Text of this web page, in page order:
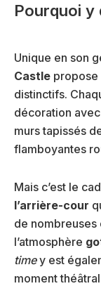
Pourquoi y
Unique en son
Castle propose
distinctifs.
décoration
murs tapissés
flamboyantes
Mais c’est le
l’arrière-cour
de nombreuses
l’atmosphère
timey est
moment